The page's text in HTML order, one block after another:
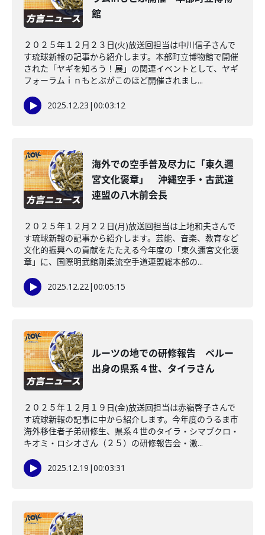
館
２０２５年１２月２３日(火)放送回担当は中川信子さんで
す琉球新報の記事から紹介します。本部町立博物館で開催
された「ヤギを知ろう！展」の関連イベントとして、ヤギ
フォーラムｉｎもとぶがこのほど開催されまし...
2025.12.23 |00:03:12
海外での空手普及尽力に「東久邇
宮文化褒章」 沖縄空手・古武道
連盟の八木前会長
２０２５年１２月２２日(月)放送回担当は上地和夫さんで
す琉球新報の記事から紹介します。芸能、音楽、教育など
文化的振興への貢献をたたえる今年度の「東久邇宮文化褒
章」に、国際明武館剛柔流空手道連盟総本部の...
2025.12.22|00:05:15
ルーツの地での研修報告 ペルー
出身の県系４世、タイラさん
２０２５年１２月１９日(金)放送回担当は赤嶺啓子さんで
す琉球新報の記事に中から紹介します。今年度のうるま市
海外移住者子弟研修生、県系４世のタイラ・シマブクロ・
キオミ・ロシオさん（２５）の研修報告会・激...
2025.12.19 |00:03:31